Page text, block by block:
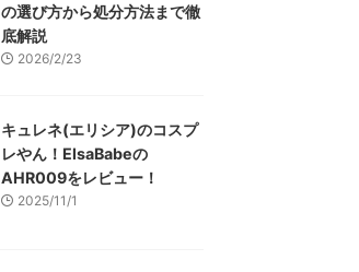
の選び方から処分方法まで徹
底解説
2026/2/23
キュレネ(エリシア)のコスプ
レやん！ElsaBabeの
AHR009をレビュー！
2025/11/1